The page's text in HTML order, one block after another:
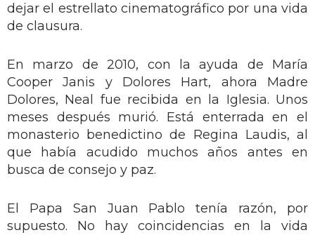
dejar el estrellato cinematográfico por una vida
de clausura.
En marzo de 2010, con la ayuda de María
Cooper Janis y Dolores Hart, ahora Madre
Dolores, Neal fue recibida en la Iglesia. Unos
meses después murió. Está enterrada en el
monasterio benedictino de Regina Laudis, al
que había acudido muchos años antes en
busca de consejo y paz.
El Papa San Juan Pablo tenía razón, por
supuesto. No hay coincidencias en la vida